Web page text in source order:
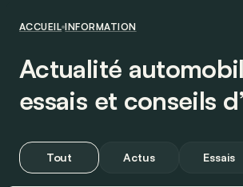
ACCUEIL INFORMATION
Actualité
essais et conseils
Tout Actus Essais